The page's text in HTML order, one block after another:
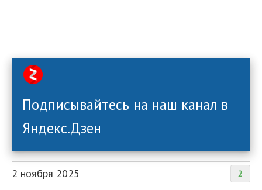
Подписывайтесь на наш канал в
Яндекс.Дзен
2
2 ноября 2025